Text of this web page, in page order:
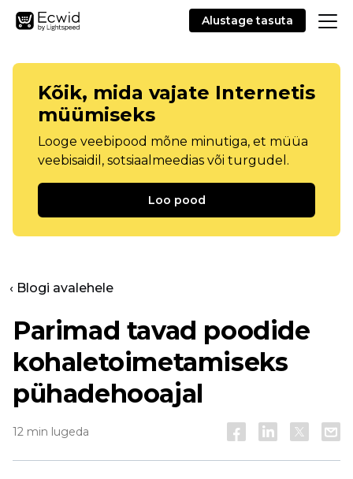
Alustage tasuta
Kõik, mida vajate Internetis
müümiseks
Looge veebipood mõne minutiga, et müüa
veebisaidil, sotsiaalmeedias või turgudel.
Loo pood
‹ Blogi avalehele
Parimad tavad poodide
kohaletoimetamiseks
pühadehooajal
12 min lugeda